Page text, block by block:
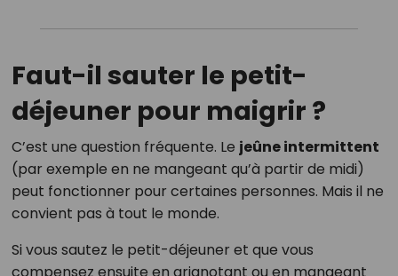
Faut-il sauter le petit-
déjeuner pour maigrir ?
C’est une question fréquente. Le jeûne intermittent
(par exemple en ne mangeant qu’à partir de midi)
peut fonctionner pour certaines personnes. Mais il ne
convient pas à tout le monde.
Si vous sautez le petit-déjeuner et que vous